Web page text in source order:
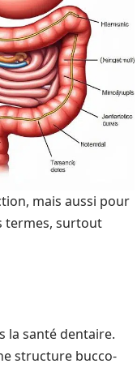
mais aussi pour
termes, surtout
la santé dentaire.
structure bucco-